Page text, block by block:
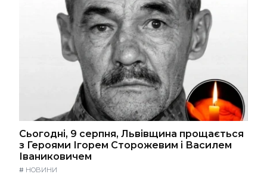
Сьогодні, 9 серпня, Львівщина прощається
з Героями Ігорем Сторожевим і Василем
Іваниковичем
# НОВИНИ